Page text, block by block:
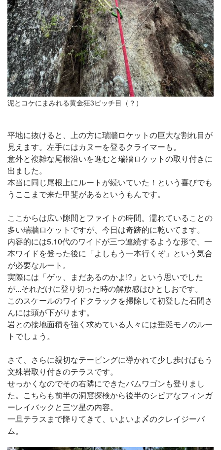
泥とコケにまみれる黄金狂3ピッチ目（？）
平地に抜けると、上の方に瑞牆ロケットの巨大な割れ目が
見えます。左手にはカヌーを登るクライマーも。
意外と複雑な尾根沿いを進むと瑞牆ロケットの取り付きに
出ました。
本当に同じ尾根上にルートが続いていた！という喜びでも
うここまで来た甲斐があるというもんです。
ここからは広い隙間とファイトの時間。濡れていることの
多い瑞牆ロケットですが、今日は奇跡的に乾いてます。
内容的には5.10代のワイドが三つ連続するような形で、一
本ワイドを登った後に「よしもう一本行くぞ」という気合
が必要なルート。
実際には「ゲッ、まだあるのかよ!?」という思いでした
が...それだけに登り切った時の解放感はひとしおです。
このスケールのワイドクラックを掃除して初登した石間さ
んには頭が下がります。
岩との接地面積を強く求めている人々には垂涎モノのルー
トでしょう。
さて、さらに親切なテーピングに導かれて少し歩けばもう
文殊岩取り付きのテラスです。
せっかくなのでその右隣にできたバムワゴンも登りまし
た。こちらも前半の洞窟探検から後半のシビアなフィンガ
ーレイバックと三ツ星の内容。
一旦テラスまで降りてきて、いよいよ〆のクレイジーバ
ム。